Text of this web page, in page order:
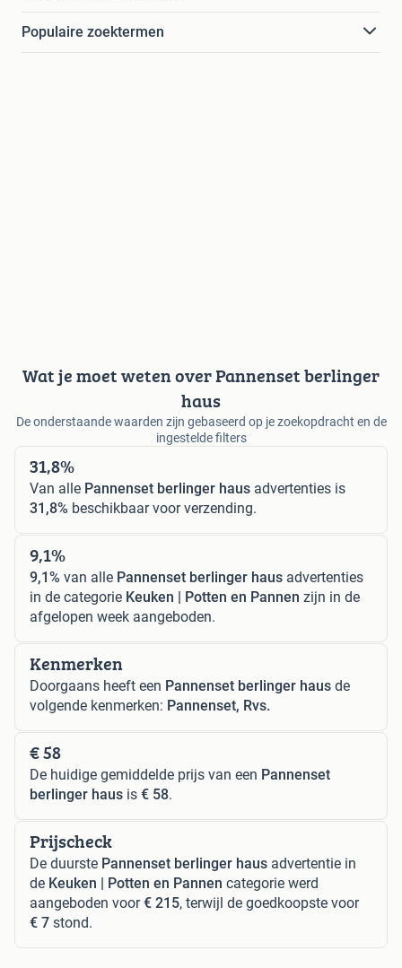
Populaire zoektermen
Wat je moet weten over Pannenset berlinger
haus
De onderstaande waarden zijn gebaseerd op je zoekopdracht en de
ingestelde filters
31,8%
Van alle Pannenset berlinger haus advertenties is
31,8% beschikbaar voor verzending.
9,1%
9,1% van alle Pannenset berlinger haus advertenties
in de categorie Keuken | Potten en Pannen zijn in de
afgelopen week aangeboden.
Kenmerken
Doorgaans heeft een Pannenset berlinger haus de
volgende kenmerken: Pannenset, Rvs.
€ 58
De huidige gemiddelde prijs van een Pannenset
berlinger haus is € 58.
Prijscheck
De duurste Pannenset berlinger haus advertentie in
de Keuken | Potten en Pannen categorie werd
aangeboden voor€ 215, terwijl de goedkoopste voor
€ 7 stond.